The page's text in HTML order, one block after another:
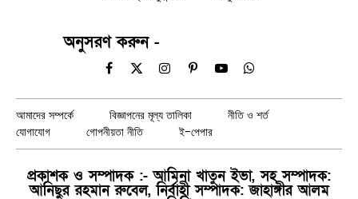
অনুসরণ করুন -
Facebook
X
InstagramPinterestYouTubeWhatsApp
আমাদের সম্পর্কে বিজ্ঞাপনের মূল্য তালিকা
নীতি ও শর্ত
যোগাযোগ
গোপনীয়তা নীতি ই-পেপার
প্রকাশক ও সম্পাদক :- আমিনা খাতুন ইভা, সহ সম্পাদক:
আনিছুর রহমান রুবেল, নির্বাহী সম্পাদক: জাহাঙ্গীর আলম